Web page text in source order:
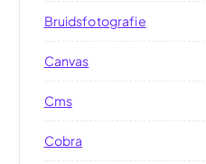
Bruidsfotografie
Canvas
Cms
Cobra